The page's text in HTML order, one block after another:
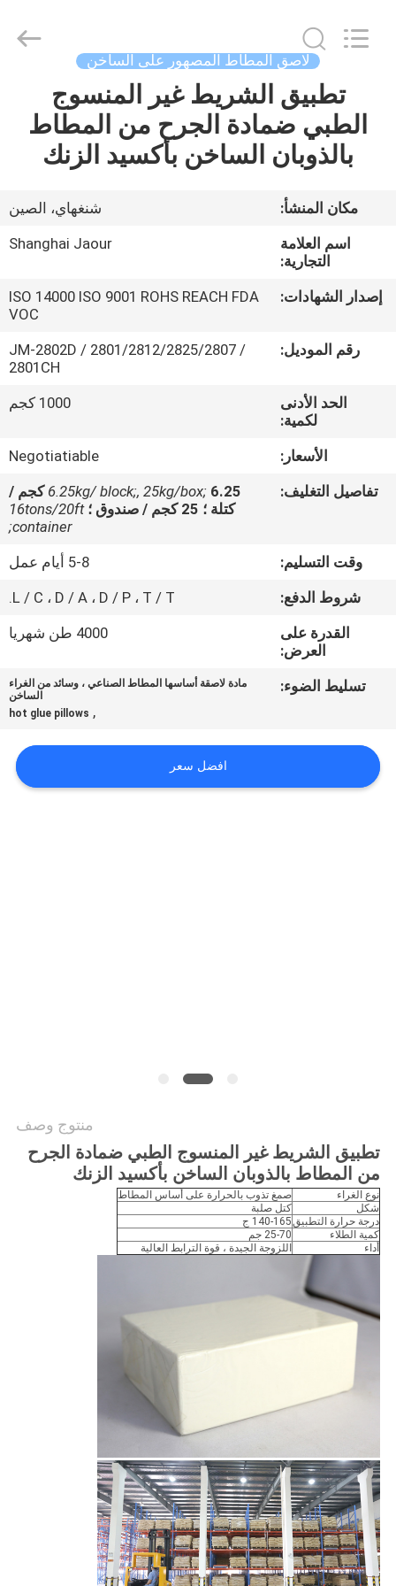
منتجات
معلومات
جولة
الجودة
بنا
أخبار
القضايا
عرض
خريطة
Adhesive
Products
لاصق المطاط المصهور على الساخن
تطبيق الشريط غير المنسوج
الطبي ضمادة الجرح من المطاط
بالذوبان الساخن بأكسيد الزنك
مكان المنشأ:
شنغهاي، الصين
اسم العلامة
التجارية:
Shanghai Jaour
إصدار الشهادات:
ISO 14000 ISO 9001 ROHS REACH FDA
VOC
رقم الموديل:
JM-2802D / 2801/2812/2825/2807 /
2801CH
الحد الأدنى
لكمية:
1000 كجم
الأسعار:
Negotiatiable
تفاصيل التغليف:
6.25kg/ block;, 25kg/box; 6.25 كجم /
كتلة ؛ 25 كجم / صندوق ؛
16tons/20ft
container;
وقت التسليم:
5-8 أيام عمل
شروط الدفع:
L / C ، D / A ، D / P ، T / T.
القدرة على
العرض:
4000 طن شهريا
تسليط الضوء:
مادة لاصقة أساسها المطاط الصناعي ، وسائد من الغراء
الساخن
,
hot glue pillows
افضل سعر
منتوج وصف
تطبيق الشريط غير المنسوج الطبي ضمادة الجرح
من المطاط بالذوبان الساخن بأكسيد الزنك
نوع الغراء
صمغ تذوب بالحرارة على أساس المطاط
شكل
كتل صلبة
درجة حرارة التطبيق140-165 ج
كمية الطلاء
25-70 جم
أداء
اللزوجة الجيدة ، قوة الترابط العالية